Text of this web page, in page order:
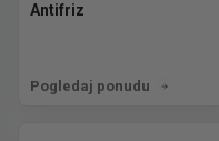
Antifriz
Pogledaj ponudu